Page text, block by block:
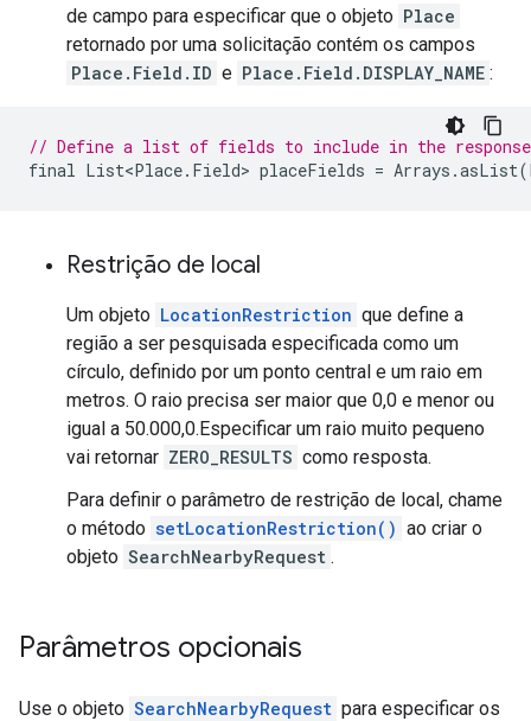
de campo para especificar que o objeto Place
retornado por uma solicitação contém os campos
Place.Field.ID e Place.Field.DISPLAY_NAME :
// Define a list of fields to include in the response
final List<Place. Field> placeFields = Arrays .asList(
Restrição de local
Um objeto LocationRestriction que define a
região a ser pesquisada especificada como um
círculo, definido por um ponto central e um raio em
metros. O raio precisa ser maior que 0,0 e menor ou
igual a 50.000,0.Especificar um raio muito pequeno
vai retornar ZERO_RESULTS como resposta.
Para definir o parâmetro de restrição de local, chame
o método setLocationRestriction() ao criar o
objeto SearchNearbyRequest .
Parâmetros opcionais
Use o objeto SearchNearbyRequest para especificar os